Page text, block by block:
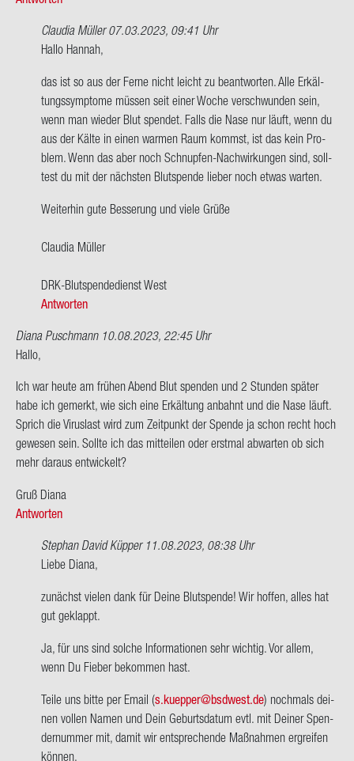
Claudia Müller07.03.2023, 09:41 Uhr
Ant­
auf
Ich
war
vor
ein
paar
Wo­
von
nah
Hallo Han­nah,
das ist so aus der Ferne nicht leicht zu be­ant­wor­ten. Alle Er­käl­
tungs­sym­pto­me müs­sen seit einer Woche ver­schwun­den sein,
wenn man wie­der Blut spen­det. Falls die Nase nur läuft, wenn du
aus der Kälte in einen war­men Raum kommst, ist das kein Pro­
blem. Wenn das aber noch Schnupfen-​Nachwirkungen sind, soll­
test du mit der nächs­ten Blut­spen­de lie­ber noch etwas war­ten.
Wei­ter­hin gute Bes­se­rung und viele Grüße
Clau­dia Mül­ler
DRK-​Blutspendedienst West
Antworten
Diana Puschmann10.08.2023, 22:45 Uhr
Hallo,
Ich war heute am frü­hen Abend Blut spen­den und 2 Stun­den spä­ter
habe ich ge­merkt, wie sich eine Er­käl­tung an­bahnt und die Nase läuft.
Sprich die Vi­rus­last wird zum Zeit­punkt der Spen­de ja schon recht hoch
ge­we­sen sein. Soll­te ich das mit­tei­len oder erst­mal ab­war­ten ob sich
mehr dar­aus ent­wi­ckelt?
Gruß Diana
Antworten
Stephan David Küpper11.08.2023, 08:38 Uhr
Ant­
auf
Hallo,
Ich
war
am…
von
Diana
Pu­
Liebe Diana,
zu­nächst vie­len dank für Deine Blut­spen­de! Wir hof­fen, alles hat
gut ge­klappt.
Ja, für uns sind sol­che In­for­ma­tio­nen sehr wich­tig. Vor allem,
wenn Du Fie­ber be­kom­men hast.
Teile uns bitte per Email (s.kuep­per@bs­d­west.de) noch­mals dei­
nen vol­len Namen und Dein Ge­burts­da­tum evtl. mit Dei­ner Spen­
der­num­mer mit, damit wir ent­spre­chen­de Maß­nah­men er­grei­fen
kön­nen.